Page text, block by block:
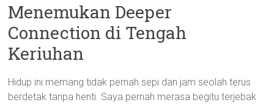
Menemukan Deeper
Connection di Tengah
Keriuhan
Hidup ini memang tidak pernah sepi dan jam seolah terus
berdetak tanpa henti. Saya pernah merasa begitu terjebak